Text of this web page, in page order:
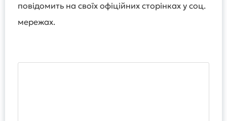
повідомить на своїх офіційних сторінках у соц.
мережах.